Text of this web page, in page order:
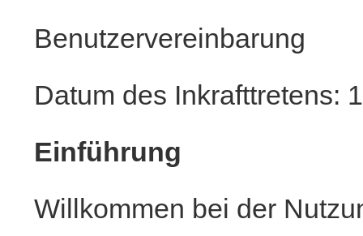
Benutzervereinbarung
Datum des Inkrafttretens:
Einführung
Willkommen bei der